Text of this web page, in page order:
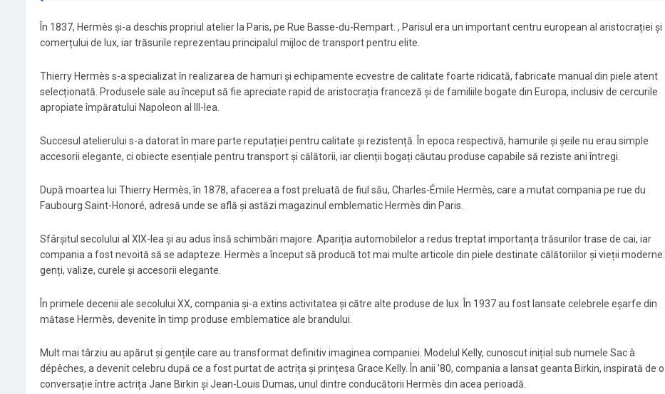
În 1837, Hermès și-a deschis propriul atelier la Paris, pe Rue Basse-du-Rempart. , Parisul era un important centru european al aristocrației și
comerțului de lux, iar trăsurile reprezentau principalul mijloc de transport pentru elite.
Thierry Hermès s-a specializat în realizarea de hamuri și echipamente ecvestre de calitate foarte ridicată, fabricate manual din piele atent
selecționată. Produsele sale au început să fie apreciate rapid de aristocrația franceză și de familiile bogate din Europa, inclusiv de cercurile
apropiate împăratului Napoleon al III-lea.
Succesul atelierului s-a datorat în mare parte reputației pentru calitate și rezistență. În epoca respectivă, hamurile și șeile nu erau simple
accesorii elegante, ci obiecte esențiale pentru transport și călătorii, iar clienții bogați căutau produse capabile să reziste ani întregi.
După moartea lui Thierry Hermès, în 1878, afacerea a fost preluată de fiul său, Charles-Émile Hermès, care a mutat compania pe rue du
Faubourg Saint-Honoré, adresă unde se află și astăzi magazinul emblematic Hermès din Paris.
Sfârșitul secolului al XIX-lea și au adus însă schimbări majore. Apariția automobilelor a redus treptat importanța trăsurilor trase de cai, iar
compania a fost nevoită să se adapteze. Hermès a început să producă tot mai multe articole din piele destinate călătoriilor și vieții moderne:
genți, valize, curele și accesorii elegante.
În primele decenii ale secolului XX, compania și-a extins activitatea și către alte produse de lux. În 1937 au fost lansate celebrele eșarfe din
mătase Hermès, devenite în timp produse emblematice ale brandului.
Mult mai târziu au apărut și gențile care au transformat definitiv imaginea companiei. Modelul Kelly, cunoscut inițial sub numele Sac à
dépêches, a devenit celebru după ce a fost purtat de actrița și prințesa Grace Kelly. În anii ’80, compania a lansat geanta Birkin, inspirată de o
conversație între actrița Jane Birkin și Jean-Louis Dumas, unul dintre conducătorii Hermès din acea perioadă.